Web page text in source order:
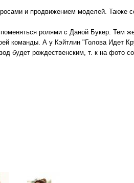
и продвижением моделей. Также
ролями с Даной Букер. Тем
команды. А у Кэйтлин "Голова Идет
будет рождественским, т. к на фото